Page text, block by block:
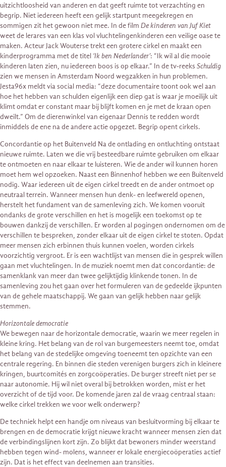
uitzichtloosheid van anderen en dat geeft ruimte tot verzachting en
begrip. Niet iedereen heeft een gelijk startpunt meegekregen en
sommigen zit het gewoon niet mee. In de film De kinderen van Juf Kiet
weet de lerares van een klas vol vluchtelingenkinderen een veilige oase te
maken. Acteur Jack Wouterse trekt een grotere cirkel en maakt een
kinderprogramma met de titel ‘Ik ben Nederlander’: “Ik wil al die mooie
kinderen laten zien, nu iedereen boos is op elkaar.” In de tv-reeks Schuldig
zien we mensen in Amsterdam Noord wegzakken in hun problemen.
Jesta96x meldt via social media: “deze documentaire toont ook wel aan
hoe het hebben van schulden eigenlijk een diep gat is waar je moeilijk uit
klimt omdat er constant maar bij blijft komen en je met de kraan open
dweilt.” Om de dierenwinkel van eigenaar Dennis te redden wordt
inmiddels de ene na de andere actie opgezet. Begrip opent cirkels.
Concordantie op het Buitenveld Na de ontlading en ontluchting ontstaat
nieuwe ruimte. Laten we die vrij besteedbare ruimte gebruiken om elkaar
te ontmoeten en naar elkaar te luisteren. Wie de ander wil kunnen horen
moet hem wel opzoeken. Naast een Binnenhof hebben we een Buitenveld
nodig. Waar iedereen uit de eigen cirkel treedt en de ander ontmoet op
neutraal terrein. Wanneer mensen hun denk- en leefwereld openen,
herstelt het fundament van de samenleving zich. We komen vooruit
ondanks de grote verschillen en het is mogelijk een toekomst op te
bouwen dankzij de verschillen. Er worden al pogingen ondernomen om de
verschillen te bespreken, zonder elkaar uit de eigen cirkel te stoten. Opdat
meer mensen zich erbinnen thuis kunnen voelen, worden cirkels
voorzichtig vergroot. Er is een wachtlijst van mensen die in gesprek willen
gaan met vluchtelingen. In de muziek noemt men dat concordantie: de
samenklank van meer dan twee gelijktijdig klinkende tonen. In de
samenleving zou het gaan over het formuleren van de gedeelde ijkpunten
van de gehele maatschappij. We gaan van gelijk hebben naar gelijk
stemmen.
Horizontale democratie
We bewegen naar de horizontale democratie, waarin we meer regelen in
kleine kring. Het belang van de rol van burgemeesters neemt toe, omdat
het belang van de stedelijke omgeving toeneemt ten opzichte van een
centrale regering. En binnen die steden verenigen burgers zich in kleinere
kringen, buurtcomités en zorgcoöperaties. De burger streeft niet per se
naar autonomie. Hij wil niet overal bij betrokken worden, mist er het
overzicht of de tijd voor. De komende jaren zal de vraag centraal staan:
welke cirkel trekken we voor welk onderwerp?
De techniek helpt een handje om niveaus van besluitvorming bij elkaar te
brengen en de democratie krijgt nieuwe kracht wanneer mensen zien dat
de verbindingslijnen kort zijn. Zo blijkt dat bewoners minder weerstand
hebben tegen wind- molens, wanneer er lokale energiecoöperaties actief
zijn. Dat is het effect van deelnemen aan transities.